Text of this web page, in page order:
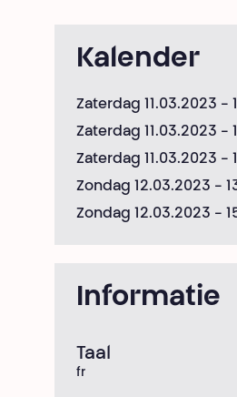
Kalender
Zaterdag 11.03.2023 -
Zaterdag 11.03.2023 -
Zaterdag 11.03.2023 -
Zondag 12.03.2023 -
Zondag 12.03.2023 -
Informatie
Taal
fr